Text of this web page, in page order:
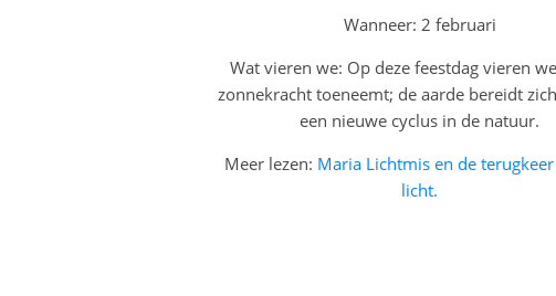
Wanneer: 2 februari
Wat vieren we: Op deze feestdag vieren
zonnekracht toeneemt; de aarde bereidt
een nieuwe cyclus in de natuur.
Meer lezen: Maria Lichtmis en de
licht.